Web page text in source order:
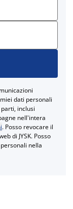
dati personali
inclusi
nell'intera
. Posso revocare il
di JYSK. Posso
nella